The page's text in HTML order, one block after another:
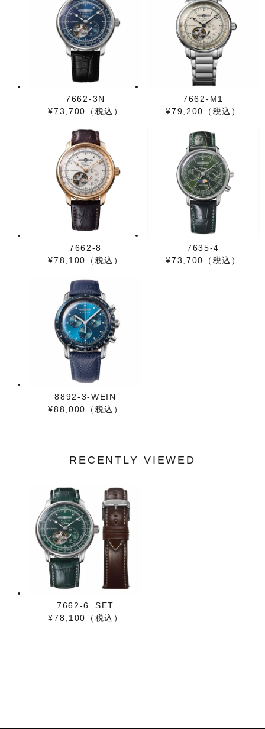
7662-3N
¥73,700（税込）
7662-M1
¥79,200（税込）
7662-8
¥78,100（税込）
7635-4
¥73,700（税込）
8892-3-WEIN
¥88,000（税込）
RECENTLY VIEWED
7662-6_SET
¥78,100（税込）